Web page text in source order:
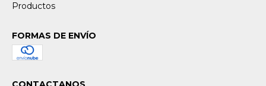
Productos
FORMAS DE ENVÍO